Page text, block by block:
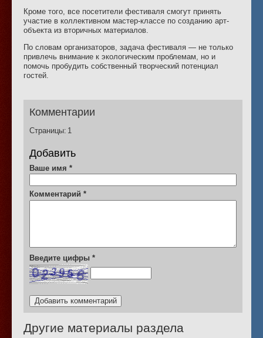
Кроме того, все посетители фестиваля смогут принять
участие в коллективном мастер-классе по созданию арт-
объекта из вторичных материалов.
По словам организаторов, задача фестиваля — не только
привлечь внимание к экологическим проблемам, но и
помочь пробудить собственный творческий потенциал
гостей.
Комментарии
Страницы: 1
Добавить
Ваше имя *
Комментарий *
Введите цифры *
Другие материалы раздела